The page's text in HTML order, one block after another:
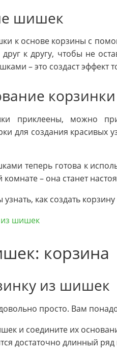
шишек
к основе корзины с
к другу, чтобы не
– это создаст эффект
корзинки
приклеены, можно
для создания красивых
теперь готова к
комнате – она станет
как создать
из шишек
корзина
из шишек
просто. Вам
и соедините их
достаточно длинный